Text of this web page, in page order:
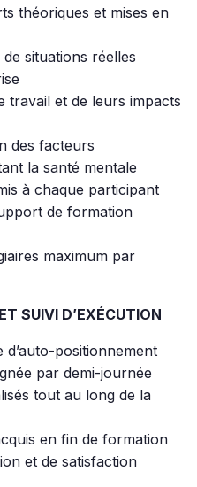
théoriques et mises en
situations réelles
travail et de leurs impacts
des facteurs
la santé mentale
à chaque participant
de formation
maximum par
SUIVI D’EXÉCUTION
positionnement
par demi-journée
tout au long de la
en fin de formation
et de satisfaction